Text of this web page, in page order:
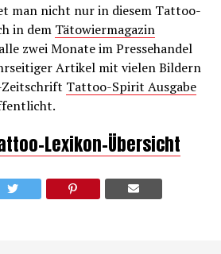
man nicht nur in diesem Tattoo-
in dem Tätowiermagazin
zwei Monate im Pressehandel
Artikel mit vielen Bildern
Tattoo-Spirit Ausgabe
Lexikon-Übersicht